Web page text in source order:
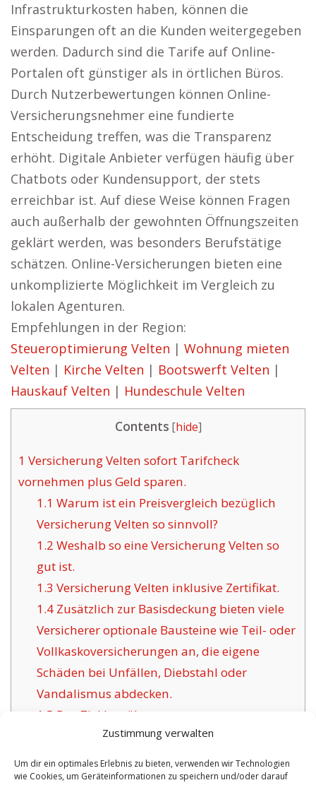
Zustimmung verwalten
Um dir ein optimales Erlebnis zu bieten, verwenden wir Technologien
wie Cookies, um Geräteinformationen zu speichern und/oder darauf
Infrastrukturkosten haben, können die
Einsparungen oft an die Kunden weitergegeben
werden. Dadurch sind die Tarife auf Online-
Portalen oft günstiger als in örtlichen Büros.
Durch Nutzerbewertungen können Online-
Versicherungsnehmer eine fundierte
Entscheidung treffen, was die Transparenz
erhöht. Digitale Anbieter verfügen häufig über
Chatbots oder Kundensupport, der stets
erreichbar ist. Auf diese Weise können Fragen
auch außerhalb der gewohnten Öffnungszeiten
geklärt werden, was besonders Berufstätige
schätzen. Online-Versicherungen bieten eine
unkomplizierte Möglichkeit im Vergleich zu
lokalen Agenturen.
Empfehlungen in der Region:
Steueroptimierung Velten | Wohnung mieten
Velten | Kirche Velten | Bootswerft Velten |
Hauskauf Velten | Hundeschule Velten
Contents [hide]
1 Versicherung Velten sofort Tarifcheck
vornehmen plus Geld sparen.
1.1 Warum ist ein Preisvergleich bezüglich
Versicherung Velten so sinnvoll?
1.2 Weshalb so eine Versicherung Velten so
gut ist.
1.3 Versicherung Velten inklusive Zertifikat.
1.4Zusätzlich zur Basisdeckung bieten viele
Versicherer optionale Bausteine wie Teil- oder
Vollkaskoversicherungen an, die eigene
Schäden bei Unfällen, Diebstahl oder
Vandalismus abdecken.
1.5 Das Ziel bewährter
Versicherungsgesellschaften für Velten:
1.6
Die Vorzüge dieser angebotenen
Versicherung in Velten: